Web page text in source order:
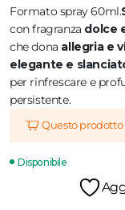
Formato spray 60ml.
con fragranza dolce
che dona allegria e
elegante e
per rinfrescare e
persistente.
Questo
Disponibile